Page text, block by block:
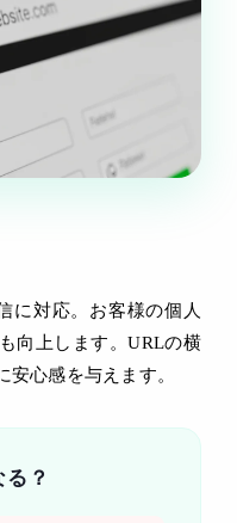
に対応。お客様の個人
向上します。URLの横
心感を与えます。
？